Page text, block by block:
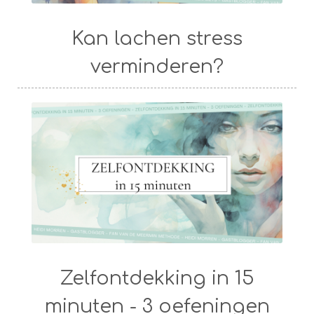
Kan lachen stress
verminderen?
Zelfontdekking in 15
minuten - 3 oefeningen